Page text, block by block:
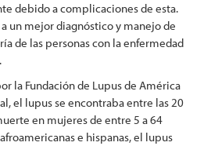
debido a complicaciones de esta.
un mejor diagnóstico y manejo de
de las personas con la enfermedad
la Fundación de Lupus de América
el lupus se encontraba entre las 20
en mujeres de entre 5 a 64
e hispanas, el lupus